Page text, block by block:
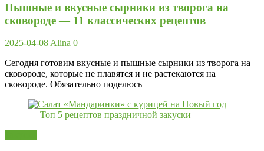
Пышные и вкусные сырники из творога на
сковороде — 11 классических рецептов
2025-04-08Alina 0
Сегодня готовим вкусные и пышные сырники из творога на
сковороде, которые не плавятся и не растекаются на
сковороде. Обязательно поделюсь